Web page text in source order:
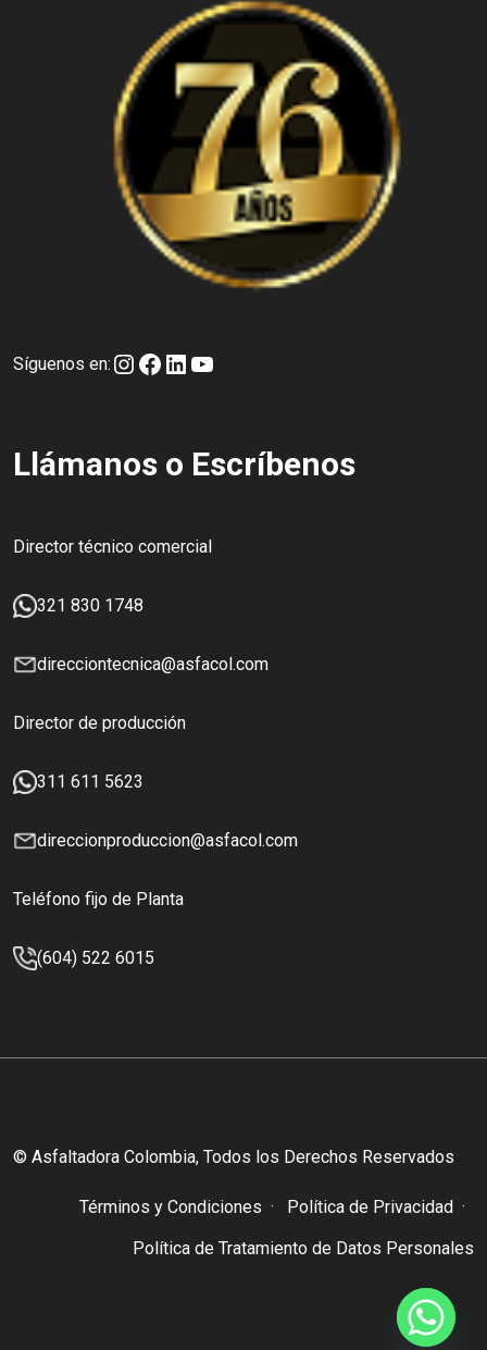
Síguenos en: Instagram
Facebook
LinkedIn
YouTube
Llámanos o Escríbenos
Director técnico comercial
321 830 1748
direcciontecnica@asfacol.com
Director de producción
311 611 5623
direccionproduccion@asfacol.com
Teléfono fijo de Planta
(604) 522 6015
© Asfaltadora Colombia, Todos los Derechos Reservados
Términos y Condiciones
Política de Privacidad
Política de Tratamiento de Datos Personales